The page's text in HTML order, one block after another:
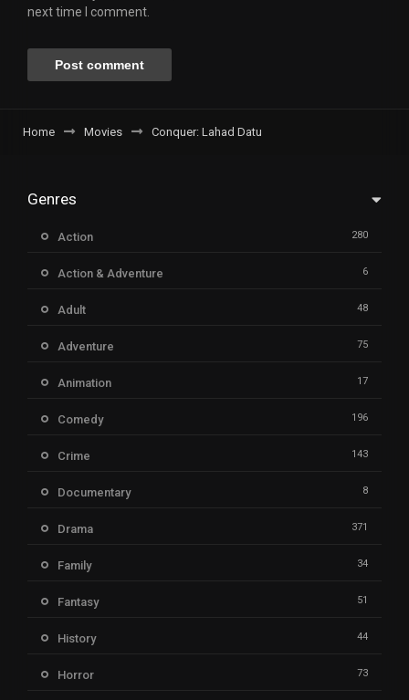
next time I comment.
Home Movies Conquer: Lahad Datu
Genres
Action 280
Action & Adventure 6
Adult 48
Adventure 75
Animation 17
Comedy 196
Crime 143
Documentary 8
Drama 371
Family 34
Fantasy 51
History 44
Horror 73